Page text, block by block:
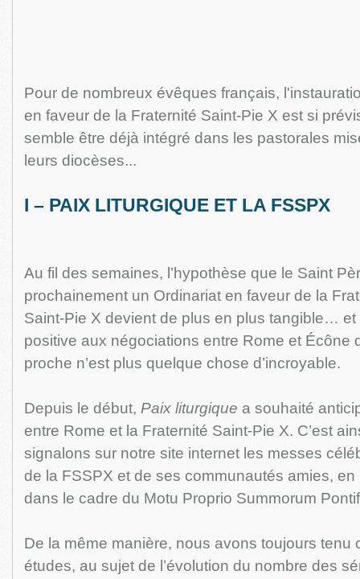
Pour de nombreux évêques français,
en faveur de la Fraternité Saint-Pie X est si
semble être déjà intégré dans les pastorales
leurs diocèses...
I – PAIX LITURGIQUE ET LA FSSPX
Au fil des semaines, l’hypothèse que le Saint
prochainement un Ordinariat en faveur de la
Saint-Pie X devient de plus en plus tangible… et
positive aux négociations entre Rome et Écône
proche n’est plus quelque chose d’incroyable.
Depuis le début, Paix liturgique a souhaité
entre Rome et la Fraternité Saint-Pie X. C’est
signalons sur notre site internet les messes
de la FSSPX et de ses communautés amies,
dans le cadre du Motu Proprio Summorum
De la même manière, nous avons toujours tenu
études, au sujet de l’évolution du nombre des